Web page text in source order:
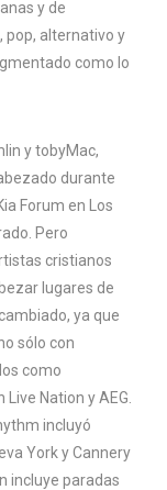
y de
pop, alternativo y
como lo
y tobyMac,
durante
Forum en Los
Pero
cristianos
lugares de
ya que
sólo con
como
Nation y AEG.
incluyó
York y Cannery
incluye paradas